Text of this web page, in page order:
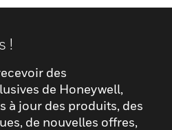
!
des
de Honeywell,
à jour des produits, des
de nouvelles offres,